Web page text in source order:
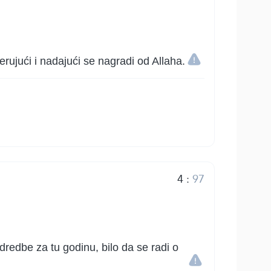
i nadajući se nagradi od Allaha.
4:97
za tu godinu, bilo da se radi o